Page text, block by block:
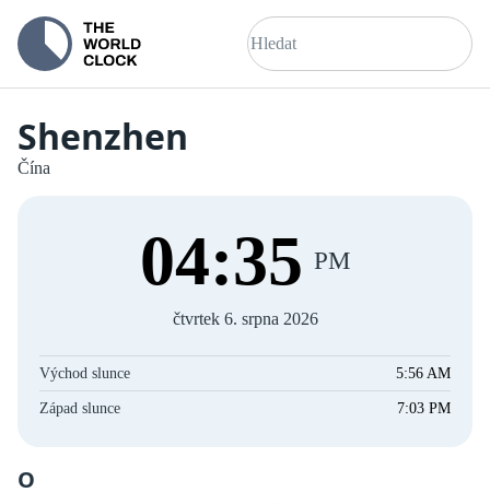
Shenzhen
Čína
04:36 PM
čtvrtek 6. srpna 2026
Východ slunce 5:56 AM
Západ slunce 7:03 PM
O